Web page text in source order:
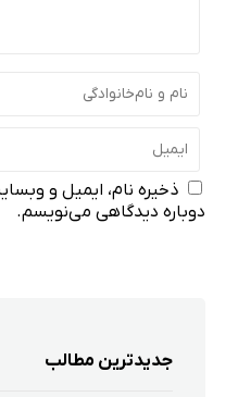
ذخیره نام، ایمیل و
دوباره دیدگاهی می‌نویسم.
جدیدترین مطالب